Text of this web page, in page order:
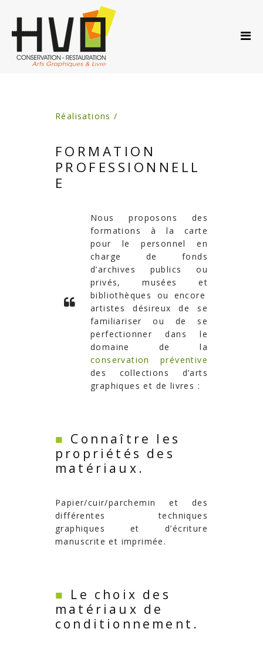
A PROPOS…
PRESTATIONS
CONTACTRéalisations /
FORMATION
PROFESSIONNELL
E
Nous proposons des
formations à la carte
pour lepersonnel en
charge de fonds
d’archives publics ou
privés,musées
et
bibliothèques
ou encore
artistes désireux de se
familiariser ou de se
perfectionner dans le
domaine de la
conservation préventive
des collections d’arts
graphiques et de livres :
■ Connaître les
propriétés des
matériaux.
Papier/cuir/parchemin et des
différentes techniques
graphiques et d’écriture
manuscrite et imprimée.
■ Le choix des
matériaux de
conditionnement.